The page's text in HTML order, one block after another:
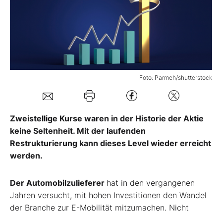
Mein Konto
Folgen Sie uns
Kontakt
Foto: Parmeh/shutterstock
Zweistellige Kurse waren in der Historie der Aktie
keine Seltenheit. Mit der laufenden
Restrukturierung kann dieses Level wieder erreicht
werden.
Der Automobilzulieferer hat in den vergangenen
Jahren versucht, mit hohen Investitionen den Wandel
der Branche zur E-Mobilität mitzumachen. Nicht